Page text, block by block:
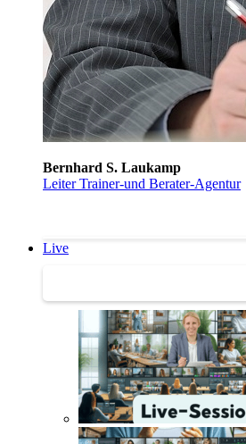
Bernhard S. Laukamp
Leiter Trainer-und Berater-Agentur
Live